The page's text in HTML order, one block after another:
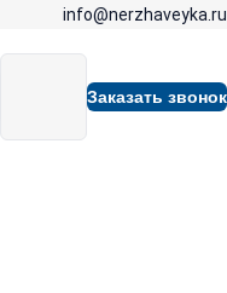
info@nerzhaveyka.ru
Заказать звонок